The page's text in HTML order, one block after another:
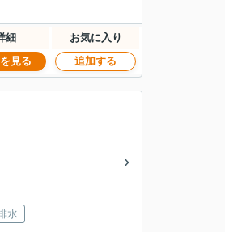
細 お気に入り
見る 追加する
水